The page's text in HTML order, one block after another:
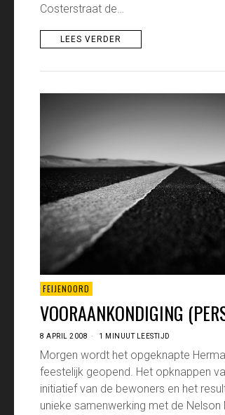
Costerstraat de…
LEES VERDER
FEIJENOORD
VOORAANKONDIGING
8 APRIL 2008 1 MINUUT LEESTIJD
Morgen wordt het opgeknapte
feestelijk geopend. Het opknappen
initiatief van de bewoners en het
unieke samenwerking met de Nelson